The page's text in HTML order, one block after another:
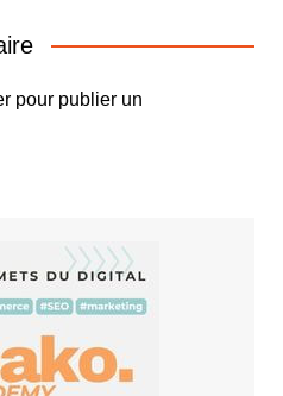
pour publier un